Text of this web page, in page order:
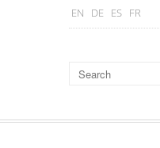
EN DE ES FR